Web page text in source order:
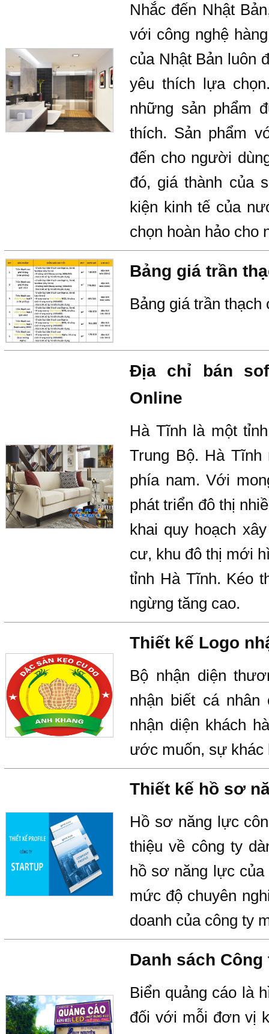
Nhắc đến Nhật
với công nghệ
của Nhật Bản luôn
yêu thích lựa
những sản phẩm
thích. Sản phẩm
đến cho người
đó, giá thành của
kiện kinh tế của
chọn hoàn hảo cho
Bảng giá trần
Bảng giá trần thạch
Địa chỉ bán
Online
Hà Tĩnh là một
Trung Bộ. Hà
phía nam. Với
phát triển đô thị
khai quy hoạch
cư, khu đô thị mới
tỉnh Hà Tĩnh. Kéo
ngừng tăng cao.
Thiết kế Logo
Bộ nhận diện
nhận biết cá
nhận diện khách
ước muốn, sự khác
Thiết kế hồ sơ
Hồ sơ năng lực
thiệu về công ty
hồ sơ năng lực
mức độ chuyên
doanh của công ty
Danh sách
Biển quảng cáo là
đối với mỗi đơn vị